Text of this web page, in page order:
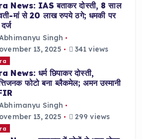
News: IAS बताकर दोस्ती, 8 साल
मां से 20 लाख रुपये ठगे; धमकी पर
Singh
13, 2025
341 views
News: धर्म छिपाकर दोस्ती,
फोटो बना ब्लैकमेल; अमन उस्मानी
Singh
13, 2025
299 views